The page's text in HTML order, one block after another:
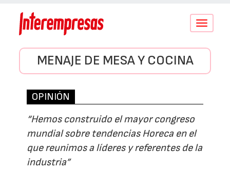
Conmutar
MENAJE DE MESA Y COCINA
OPINIÓN
“Hemos construido el mayor congreso
mundial sobre tendencias Horeca en el
que reunimos a líderes y referentes de la
industria”